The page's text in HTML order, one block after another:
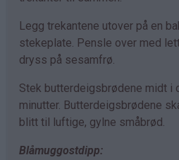
Legg trekantene utover på en
stekeplate. Pensle over med
dryss på sesamfrø.
Stek butterdeigsbrødene midt i
minutter. Butterdeigsbrødene
blitt til luftige, gylne småbrød.
Blåmuggostdipp: